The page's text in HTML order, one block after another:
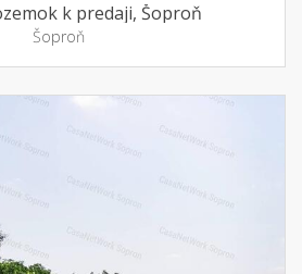
k predaji, Šoproň
Šoproň